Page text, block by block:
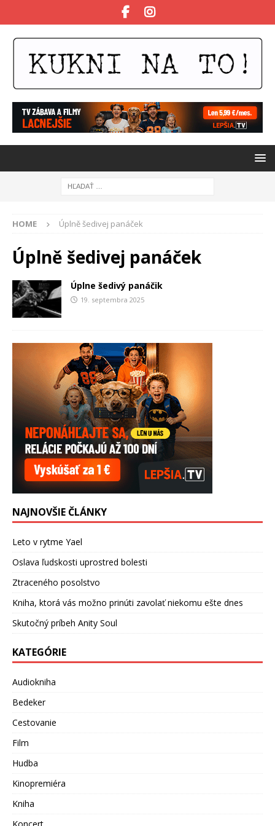
HOME Úplně šedivej panáček
Úplně šedivej panáček
Úplne šedivý panáčik
19. septembra 2025
NAJNOVŠIE ČLÁNKY
Leto v rytme Yael
Oslava ľudskosti uprostred bolesti
Ztraceného posolstvo
Kniha, ktorá vás možno prinúti zavolať niekomu ešte dnes
Skutočný príbeh Anity Soul
KATEGÓRIE
Audiokniha
Bedeker
Cestovanie
Film
Hudba
Kinopremiéra
Kniha
Koncert